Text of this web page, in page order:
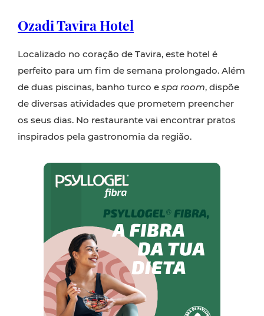
Ozadi Tavira Hotel
Localizado no coração de Tavira, este hotel é
perfeito para um fim de semana prolongado. Além
de duas piscinas, banho turco e spa room, dispõe
de diversas atividades que prometem preencher
os seus dias. No restaurante vai encontrar pratos
inspirados pela gastronomia da região.